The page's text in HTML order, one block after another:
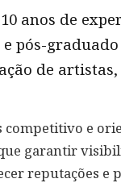
anos de
pós-
de
e
garantir
reputações e